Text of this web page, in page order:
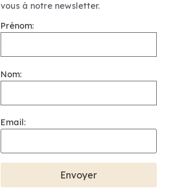
vous à notre newsletter.
Prénom:
Nom:
Email: